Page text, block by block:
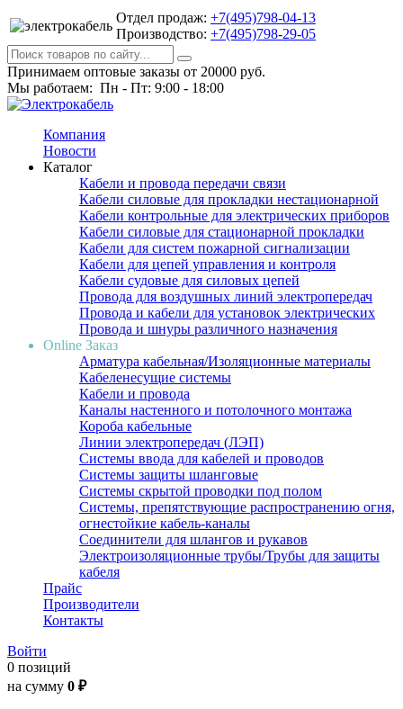
Отдел продаж: +7(495)798-04-13
Производство: +7(495)798-29-05
Принимаем оптовые заказы от 20000 руб.
Мы работаем: Пн - Пт: 9:00 - 18:00
Компания
Новости
Каталог
Кабели и провода передачи связи
Кабели силовые для прокладки нестационарной
Кабели контрольные для электрических приборов
Кабели силовые для стационарной прокладки
Кабели для систем пожарной сигнализации
Кабели для цепей управления и контроля
Кабели судовые для силовых цепей
Провода для воздушных линий электропередач
Провода и кабели для установок электрических
Провода и шнуры различного назначения
Online Заказ
Арматура кабельная/Изоляционные материалы
Кабеленесущие системы
Кабели и провода
Каналы настенного и потолочного монтажа
Короба кабельные
Линии электропередач (ЛЭП)
Системы ввода для кабелей и проводов
Системы защиты шланговые
Системы скрытой проводки под полом
Системы, препятствующие распространению огня,
огнестойкие кабель-каналы
Соединители для шлангов и рукавов
Электроизоляционные трубы/Трубы для защиты
кабеля
Прайс
Производители
Контакты
Войти
0 позиций
на сумму 0 ₽